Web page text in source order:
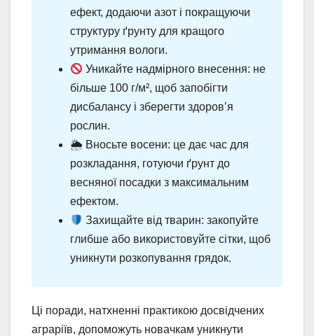
ефект, додаючи азот і покращуючи
структуру ґрунту для кращого
утримання вологи.
Уникайте надмірного внесення: не
більше 100 г/м², щоб запобігти
дисбалансу і зберегти здоров’я
рослин.
🌦 Вносьте восени: це дає час для
розкладання, готуючи ґрунт до
весняної посадки з максимальним
ефектом.
Захищайте від тварин: закопуйте
глибше або використовуйте сітки, щоб
уникнути розкопування грядок.
Ці поради, натхненні практикою досвідчених
аграріїв, допоможуть новачкам уникнути